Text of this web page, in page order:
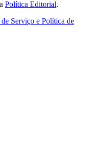
Política Editorial.
de Serviço e Política de